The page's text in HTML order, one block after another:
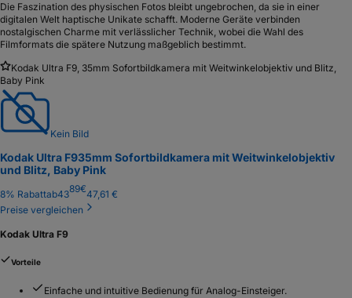
Die Faszination des physischen Fotos bleibt ungebrochen, da sie in einer
digitalen Welt haptische Unikate schafft. Moderne Geräte verbinden
nostalgischen Charme mit verlässlicher Technik, wobei die Wahl des
Filmformats die spätere Nutzung maßgeblich bestimmt.
Kodak Ultra F9, 35mm Sofortbildkamera mit Weitwinkelobjektiv und Blitz,
Baby Pink
Kein Bild
Kodak Ultra F935mm Sofortbildkamera mit Weitwinkelobjektiv
und Blitz, Baby Pink
8% Rabattab4389€47,61 €
Preise vergleichen
Kodak Ultra F9
Vorteile
Einfache und intuitive Bedienung für Analog-Einsteiger.